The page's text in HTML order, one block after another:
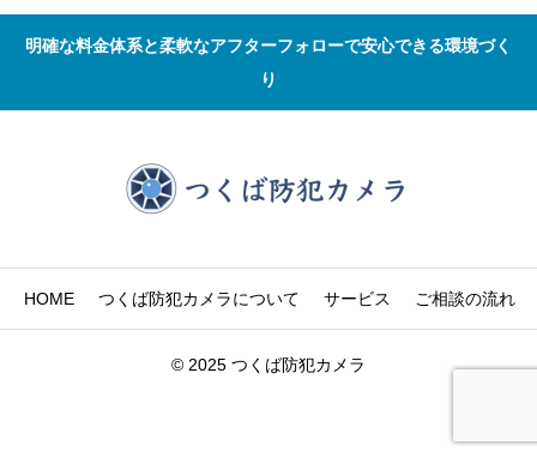
明確な料金体系と柔軟なアフターフォローで安心できる環境づく
り
HOME つくば防犯カメラについて サービス ご相談の流れ
© 2025 つくば防犯カメラ